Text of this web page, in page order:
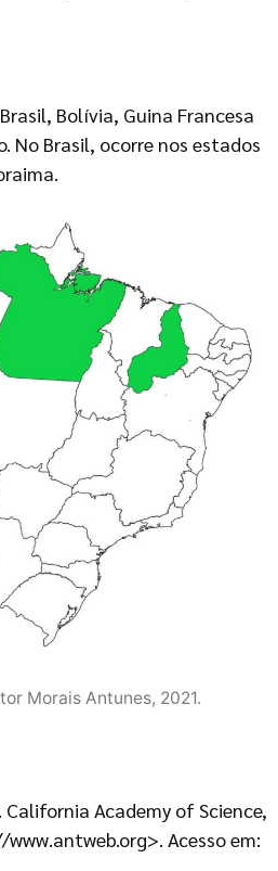
Bolívia, Guina Francesa
No Brasil, ocorre nos estados
Morais Antunes, 2021.
California Academy of Science,
Acesso em: